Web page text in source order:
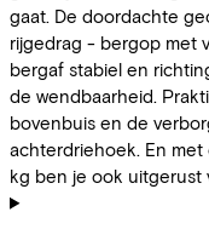
gaat. De doordachte
rijgedrag - bergop met
bergaf stabiel en
de wendbaarheid.
bovenbuis en de
achterdriehoek. En
kg ben je ook uitgerust